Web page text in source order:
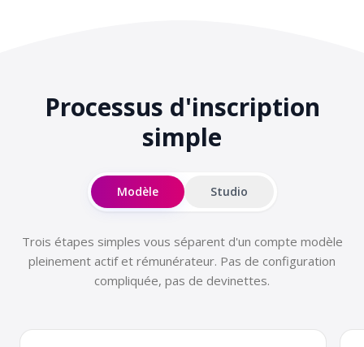
Processus d'inscription
simple
Modèle Studio
Trois étapes simples vous séparent d'un compte modèle
pleinement actif et rémunérateur. Pas de configuration
compliquée, pas de devinettes.